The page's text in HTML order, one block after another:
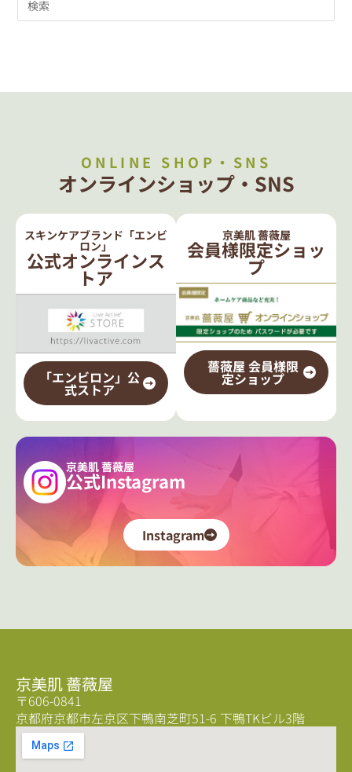
ONLINE SHOP・SNS
オンラインショップ・SNS
スキンケアブランド「エンビ
ロン」
公式オンラインス
トア
「エンビロン」公
式ストア
京美肌 薔薇屋
会員様限定ショッ
プ
薔薇屋 会員様限
定ショップ
京美肌 薔薇屋
公式Instagram
Instagram
京美肌 薔薇屋
〒606-0841
京都府京都市左京区下鴨南芝町51-6 下鴨TKビル3階